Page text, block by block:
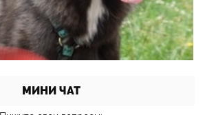
МИНИ ЧАТ